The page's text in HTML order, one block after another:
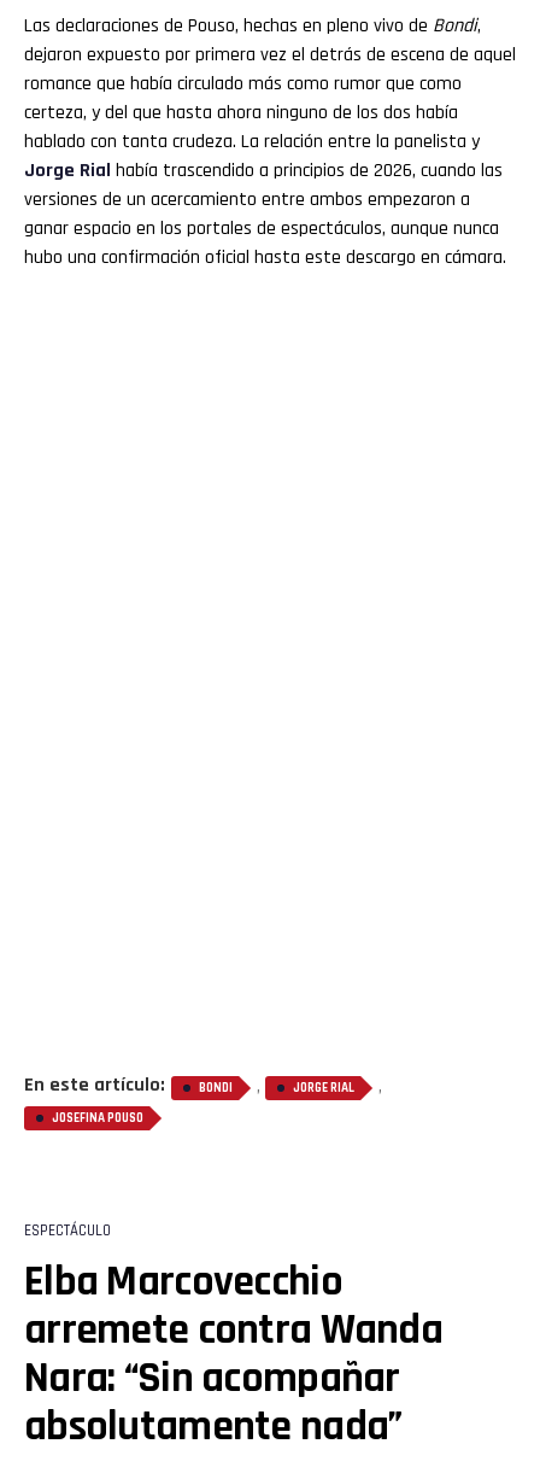
Las declaraciones de Pouso, hechas en pleno vivo de Bondi,
dejaron expuesto por primera vez el detrás de escena de aquel
romance que había circulado más como rumor que como
certeza, y del que hasta ahora ninguno de los dos había
hablado con tanta crudeza. La relación entre la panelista y
Jorge Rial había trascendido a principios de 2026, cuando las
versiones de un acercamiento entre ambos empezaron a
ganar espacio en los portales de espectáculos, aunque nunca
hubo una confirmación oficial hasta este descargo en cámara.
En este artículo: BONDI , JORGE RIAL ,
JOSEFINA POUSO
ESPECTÁCULO
Elba Marcovecchio
arremete contra Wanda
Nara: “Sin acompañar
absolutamente nada”